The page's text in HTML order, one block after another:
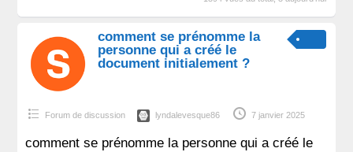
comment se prénomme la
personne qui a créé le
document initialement ?
Forum de discussion lyndalevesque86 7 janvier 2025
comment se prénomme la personne qui a créé le